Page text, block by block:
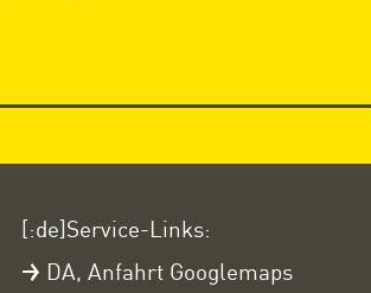
[:de]Service-Links:
DA, Anfahrt Googlemaps